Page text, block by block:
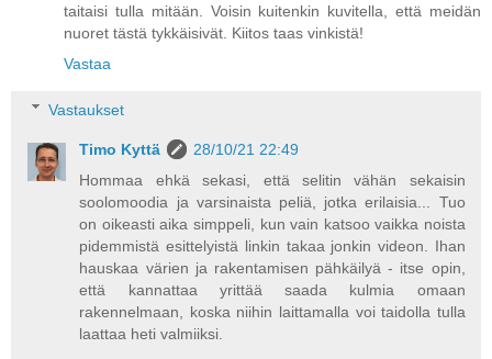
taitaisi tulla mitään. Voisin kuitenkin kuvitella, että meidän
nuoret tästä tykkäisivät. Kiitos taas vinkistä!
Vastaa
Vastaukset
Timo Kyttä
28/10/21 22:49
Hommaa ehkä sekasi, että selitin vähän sekaisin
soolomoodia ja varsinaista peliä, jotka erilaisia... Tuo
on oikeasti aika simppeli, kun vain katsoo vaikka noista
pidemmistä esittelyistä linkin takaa jonkin videon. Ihan
hauskaa värien ja rakentamisen pähkäilyä - itse opin,
että kannattaa yrittää saada kulmia omaan
rakennelmaan, koska niihin laittamalla voi taidolla tulla
laattaa heti valmiiksi.